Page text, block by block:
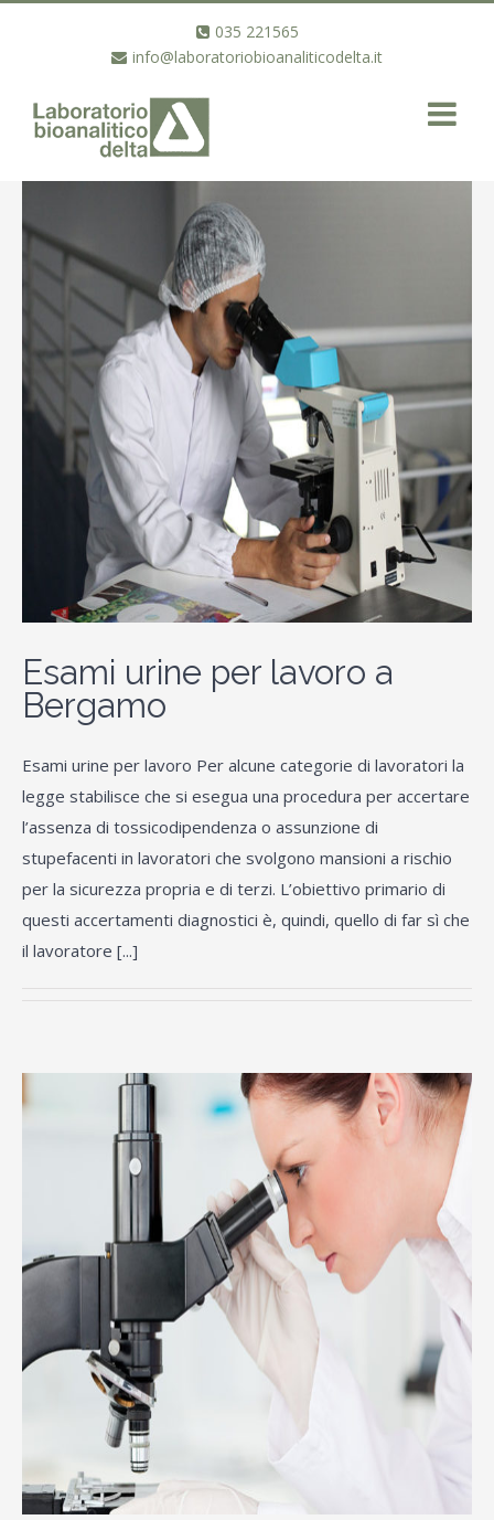
035 221565
info@laboratoriobioanaliticodelta.it
Esami urine per lavoro a
Bergamo
Esami urine per lavoro Per alcune categorie di lavoratori la
legge stabilisce che si esegua una procedura per accertare
l’assenza di tossicodipendenza o assunzione di
stupefacenti in lavoratori che svolgono mansioni a rischio
per la sicurezza propria e di terzi. L’obiettivo primario di
questi accertamenti diagnostici è, quindi, quello di far sì che
il lavoratore [...]